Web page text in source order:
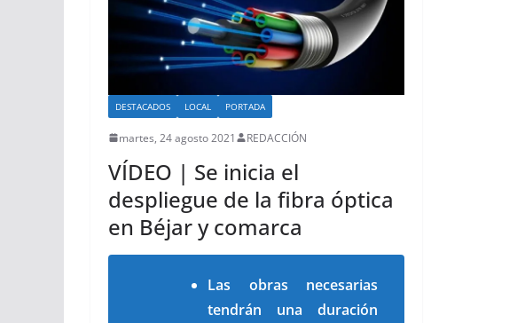
DESTACADOS LOCAL PORTADA
martes, 24 agosto 2021 REDACCIÓN
VÍDEO | Se inicia el
despliegue de la fibra óptica
en Béjar y comarca
Las obras necesarias
tendrán una duración